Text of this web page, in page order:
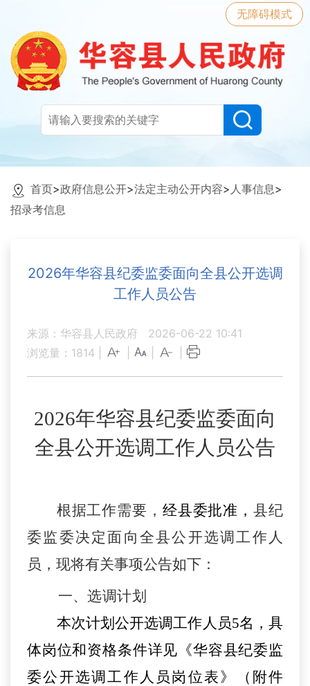
无障碍模式
首页>政府信息公开>法定主动公开内容> 人事信息>
招录考信息
2026年华容县纪委监委面向全县公开选调
工作人员公告
来源：华容县人民政府
2026-06-22 10:41
浏览量： 1814
2026年华容县纪委监委面向
全县公开选调工作人员公告
根据工作需要， 经县委批准，县纪
委监委决定面向 全县公开选调工作人
员，现将有关事项公告如下：
一、选调计划
本次计划公开选调工作人员5名 ，具
体岗位和资格条件详见《华容县纪委监
委公开选调工作人员 岗位表》
（附件